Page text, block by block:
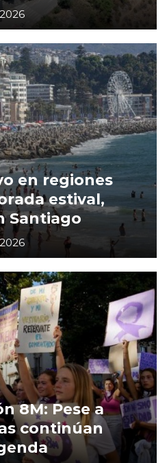
en regiones
estival,
Santiago
8M: Pese a
continúan